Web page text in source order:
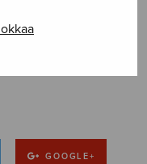
GOOGLE+